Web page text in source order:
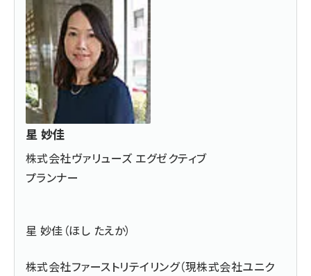
星 妙佳
株式会社ヴァリューズ エグゼクティブ
プランナー
星 妙佳（ほし たえか）
株式会社ファーストリテイリング（現株式会社ユニク